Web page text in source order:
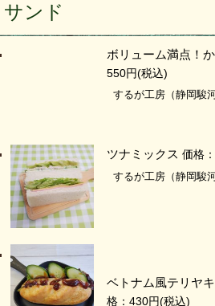
サンド
ボリューム満点！
550円(税込)
するが工房（静岡駿河
ツナミックス 価格
するが工房（静岡駿河
ベトナム風テリヤ
格：430円(税込)